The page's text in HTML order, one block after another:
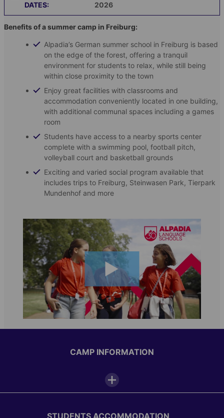
DATES:
2026
Benefits of a summer camp in Freiburg:
Alpadia’s German summer school in Freiburg is based
on the edge of the forest, offering a tranquil
environment for students to relax, while still being
within close proximity to the town
Enjoy great facilities with classrooms and
accommodation conveniently located in one building,
with additional communal spaces including a games
room
Students have access to a nearby sports center
complete with a swimming pool, football pitch,
volleyball court and basketball grounds
Exciting and varied social program available that
includes trips to Freiburg, Steinwasen Park, Tierpark
Mundenhof and more
CAMP INFORMATION